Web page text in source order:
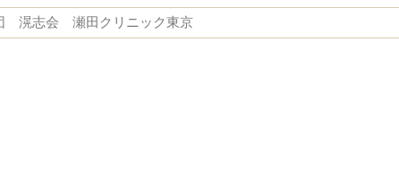
滉志会 瀬田クリニック東京